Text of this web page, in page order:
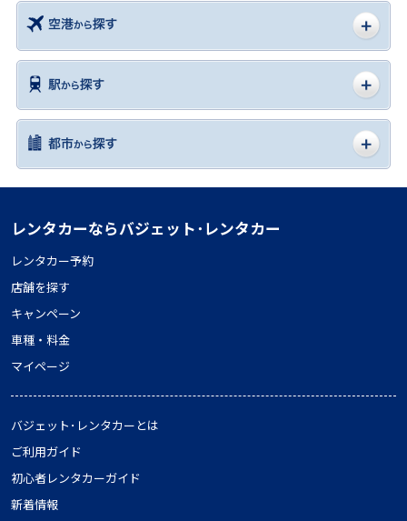
レンタカーならバジェット･レンタカー
レンタカー予約
店舗を探す
キャンペーン
車種・料金
マイページ
バジェット･レンタカーとは
ご利用ガイド
初心者レンタカーガイド
新着情報